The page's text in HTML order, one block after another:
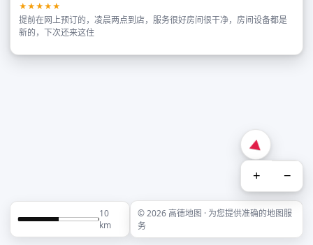
★★★★★
提前在网上预订的，凌晨两点到店，服务很好房间很干净，房间设备都是
新的，下次还来这住
+ −
10
km
© 2026 高德地图 · 为您提供准确的地图服
务